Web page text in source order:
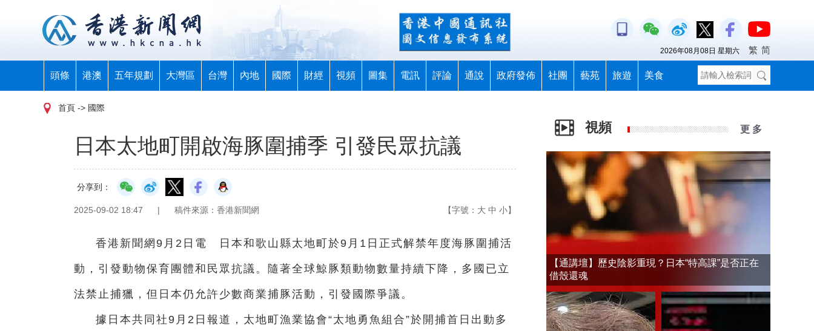
頭條 港澳 五年規劃 大灣區 台灣 內地 國際 財經 視頻 圖集 電訊 評論 通說 政府發佈 社團 藝苑 旅遊 美食
2026年08月08日 星期六 繁 简
首頁 -> 國際
日本太地町開啟海豚圍捕季 引發民眾抗議
分享到：
2025-09-02 18:47 | 稿件來源：香港新聞網 【字號： 大 中 小】
香港新聞網9月2日電 日本和歌山縣太地町於9月1日正式解禁年度海豚圍捕活
動，引發動物保育團體和民眾抗議。隨著全球鯨豚類動物數量持續下降，多國已立
法禁止捕獵，但日本仍允許少數商業捕豚活動，引發國際爭議。
據日本共同社9月2日報道，太地町漁業協會“太地勇魚組合”於開捕首日出動多
視頻 更 多
【通講壇】歷史陰影重現？日本“特高課”是否正在
借殼還魂